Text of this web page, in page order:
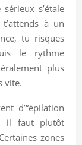
s’étale
à un
tu risques
le rythme
plus
vite.
d’“épilation
il faut plutôt
zones